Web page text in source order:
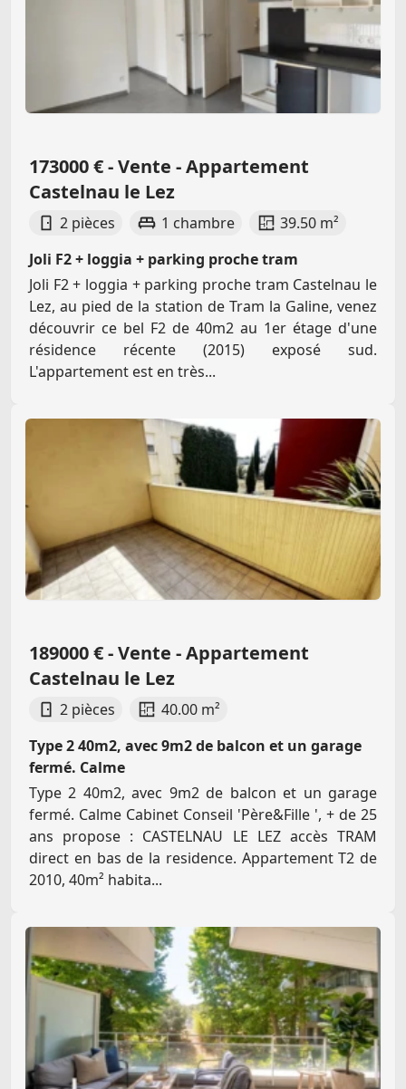
173000 € - Vente - Appartement
Castelnau le Lez
2 pièces 1 chambre
39.50 m²
Joli F2 + loggia + parking proche tram
Joli F2 + loggia + parking proche tram Castelnau le
Lez, au pied de la station de Tram la Galine, venez
découvrir ce bel F2 de 40m2 au 1er étage d'une
résidence récente (2015) exposé sud.
L'appartement est en très...
189000 € - Vente - Appartement
Castelnau le Lez
2 pièces
40.00 m²
Type 2 40m2, avec 9m2 de balcon et un garage
fermé. Calme
Type 2 40m2, avec 9m2 de balcon et un garage
fermé. Calme Cabinet Conseil 'Père&Fille ', + de 25
ans propose : CASTELNAU LE LEZ accès TRAM
direct en bas de la residence. Appartement T2 de
2010, 40m² habita...